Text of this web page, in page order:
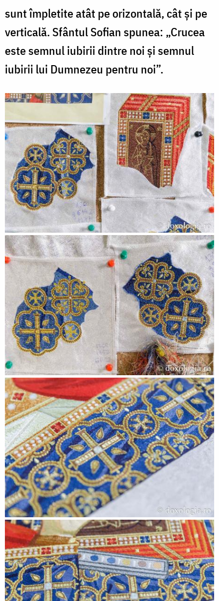
sunt împletite atât pe orizontală, cât și pe
verticală. Sfântul Sofian spunea: „Crucea
este semnul iubirii dintre noi și semnul
iubirii lui Dumnezeu pentru noi”.